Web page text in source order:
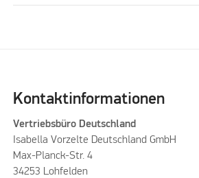
Kontaktinformationen
Vertriebsbüro Deutschland
Isabella Vorzelte Deutschland GmbH
Max-Planck-Str. 4
34253 Lohfelden